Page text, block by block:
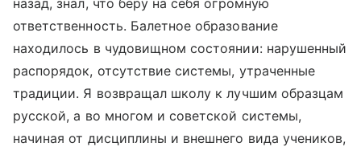
ответственность. Балетное образование
находилось в чудовищном состоянии: нарушенный
распорядок, отсутствие системы, утраченные
традиции. Я возвращал школу к лучшим образцам
русской, а во многом и советской системы,
начиная от дисциплины и внешнего вида учеников,